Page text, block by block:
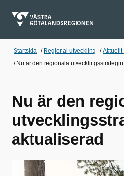
Startsida / Regional utveckling /Aktuellt
/ Nu är den regionala
Nu är den
aktualiserad